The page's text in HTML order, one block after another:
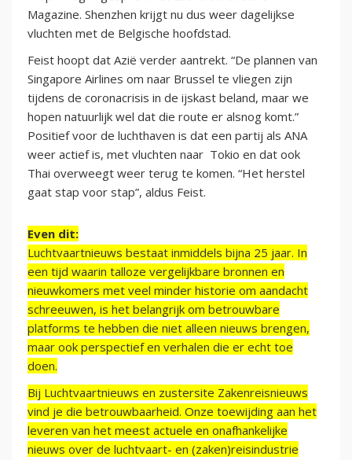
Magazine. Shenzhen krijgt nu dus weer dagelijkse
vluchten met de Belgische hoofdstad.
Feist hoopt dat Azië verder aantrekt. “De plannen van
Singapore Airlines om naar Brussel te vliegen zijn
tijdens de coronacrisis in de ijskast beland, maar we
hopen natuurlijk wel dat die route er alsnog komt.”
Positief voor de luchthaven is dat een partij als ANA
weer actief is, met vluchten naar Tokio en dat ook
Thai overweegt weer terug te komen. “Het herstel
gaat stap voor stap”, aldus Feist.
Even dit:
Luchtvaartnieuws bestaat inmiddels bijna 25 jaar. In
een tijd waarin talloze vergelijkbare bronnen en
nieuwkomers met veel minder historie om aandacht
schreeuwen, is het belangrijk om betrouwbare
platforms te hebben die niet alleen nieuws brengen,
maar ook perspectief en verhalen die er echt toe
doen.
Bij Luchtvaartnieuws en zustersite Zakenreisnieuws
vind je die betrouwbaarheid. Onze toewijding aan het
leveren van het meest actuele en onafhankelijke
nieuws over de luchtvaart- en (zaken)reisindustrie